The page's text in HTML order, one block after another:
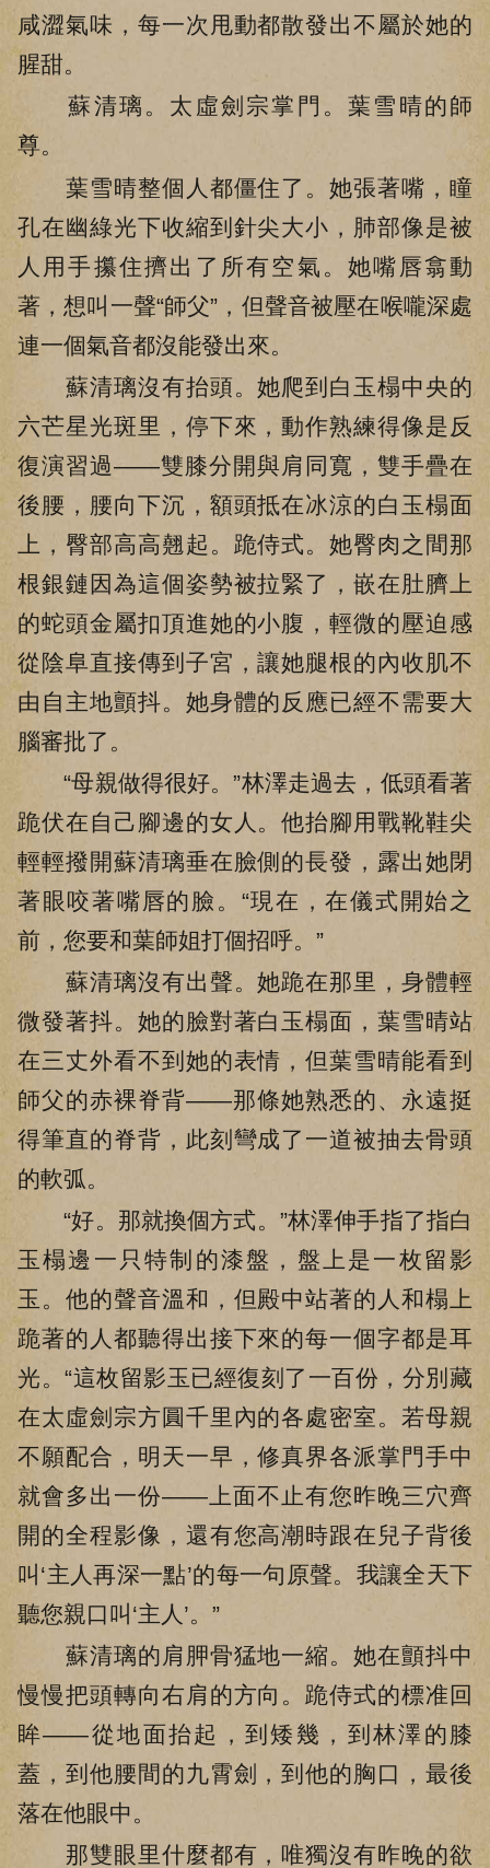
咸澀氣味，每一次甩動都散發出不屬於她的
腥甜。
蘇清璃。太虛劍宗掌門。葉雪晴的師
尊。
葉雪晴整個人都僵住了。她張著嘴，瞳
孔在幽綠光下收縮到針尖大小，肺部像是被
人用手攥住擠出了所有空氣。她嘴唇翕動
著，想叫一聲“師父”，但聲音被壓在喉嚨深處
連一個氣音都沒能發出來。
蘇清璃沒有抬頭。她爬到白玉榻中央的
六芒星光斑里，停下來，動作熟練得像是反
復演習過——雙膝分開與肩同寬，雙手疊在
後腰，腰向下沉，額頭抵在冰涼的白玉榻面
上，臀部高高翹起。跪侍式。她臀肉之間那
根銀鏈因為這個姿勢被拉緊了，嵌在肚臍上
的蛇頭金屬扣頂進她的小腹，輕微的壓迫感
從陰阜直接傳到子宮，讓她腿根的內收肌不
由自主地顫抖。她身體的反應已經不需要大
腦審批了。
“母親做得很好。”林澤走過去，低頭看著
跪伏在自己腳邊的女人。他抬腳用戰靴鞋尖
輕輕撥開蘇清璃垂在臉側的長發，露出她閉
著眼咬著嘴唇的臉。“現在，在儀式開始之
前，您要和葉師姐打個招呼。”
蘇清璃沒有出聲。她跪在那里，身體輕
微發著抖。她的臉對著白玉榻面，葉雪晴站
在三丈外看不到她的表情，但葉雪晴能看到
師父的赤裸脊背——那條她熟悉的、永遠挺
得筆直的脊背，此刻彎成了一道被抽去骨頭
的軟弧。
“好。那就換個方式。”林澤伸手指了指白
玉榻邊一只特制的漆盤，盤上是一枚留影
玉。他的聲音溫和，但殿中站著的人和榻上
跪著的人都聽得出接下來的每一個字都是耳
光。“這枚留影玉已經復刻了一百份，分別藏
在太虛劍宗方圓千里內的各處密室。若母親
不願配合，明天一早，修真界各派掌門手中
就會多出一份——上面不止有您昨晚三穴齊
開的全程影像，還有您高潮時跟在兒子背後
叫‘主人再深一點’的每一句原聲。我讓全天下
聽您親口叫‘主人’。”
蘇清璃的肩胛骨猛地一縮。她在顫抖中
慢慢把頭轉向右肩的方向。跪侍式的標准回
眸——從地面抬起，到矮幾，到林澤的膝
蓋，到他腰間的九霄劍，到他的胸口，最後
落在他眼中。
那雙眼里什麼都有，唯獨沒有昨晚的欲